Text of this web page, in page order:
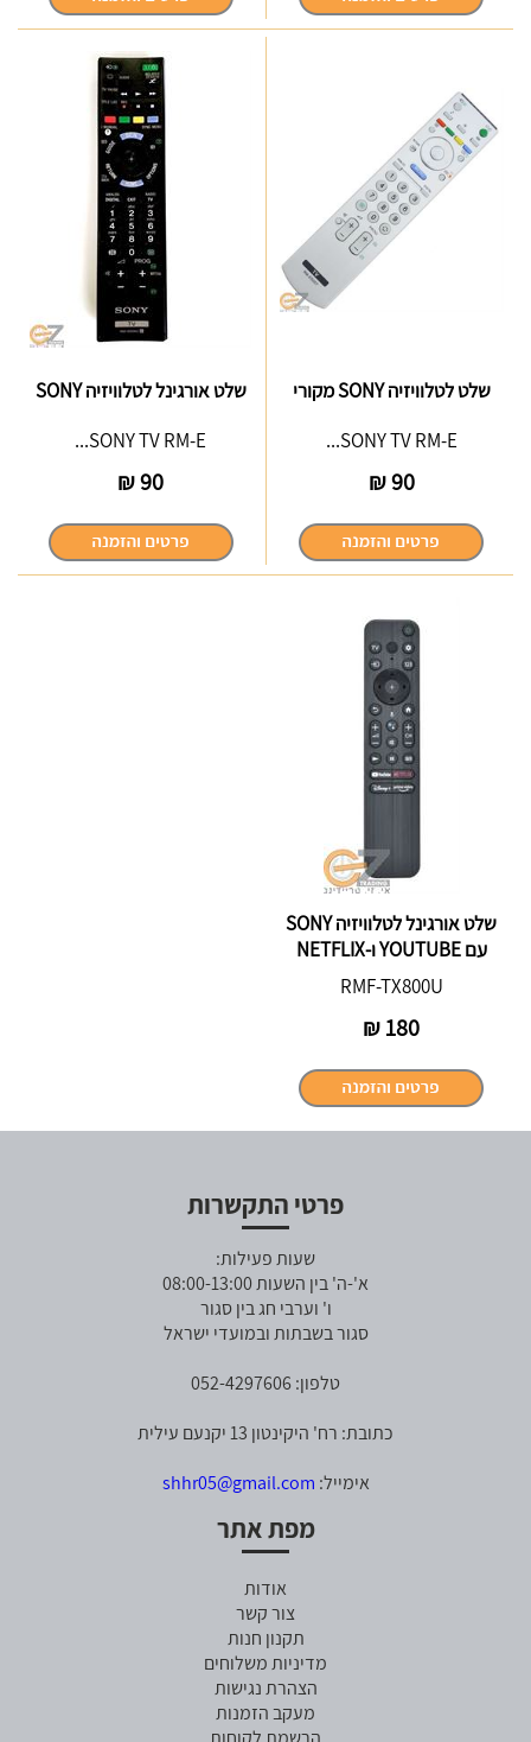
שלט לטלוויזיה SONY מקורי
SONY TV RM-E...
90
₪
שלט אורגינל לטלוויזיה SONY
SONY TV RM-E...
90
₪
שלט אורגינל לטלוויזיה SONY
עם YOUTUBE ו-NETFLIX
RMF-TX800U
180
₪
פרטי התקשרות
שעות פעילות:
א'-ה' בין השעות 08:00-13:00
ו' וערבי חג בין סגור
סגור בשבתות ובמועדי ישראל
טלפון: 052-4297606
כתובת: רח' היקינטון 13 יקנעם עילית
אימייל: shhr05@gmail.com
מפת אתר
אודות
צור קשר
תקנון חנות
מדיניות משלוחים
הצהרת נגישות
מעקב הזמנות